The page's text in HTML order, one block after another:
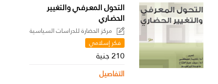
التحول المعـرفـي والتغيير
الحضـاري
مركز الحضارة للدراسات السياسية
فكر إسلامي
210 جنية
التفاصيل